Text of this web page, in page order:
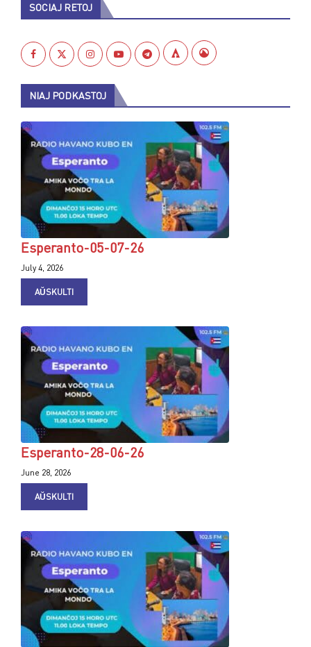
SOCIAJ RETOJ
NIAJ PODKASTOJ
Esperanto-05-07-26
July 4, 2026
AŬSKULTI
Esperanto-28-06-26
June 28, 2026
AŬSKULTI